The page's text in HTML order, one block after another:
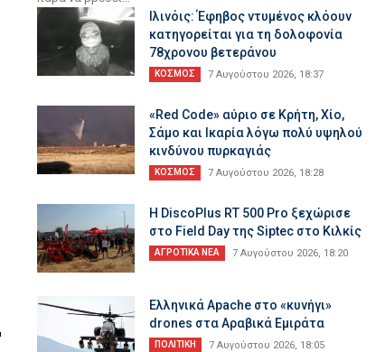
Ιλινόις: Έφηβος ντυμένος κλόουν
κατηγορείται για τη δολοφονία
78χρονου βετεράνου
ΚΟΣΜΟΣ 7 Αυγούστου 2026, 18:37
«Red Code» αύριο σε Κρήτη, Χίο,
Σάμο και Ικαρία λόγω πολύ υψηλού
κινδύνου πυρκαγιάς
ΚΟΣΜΟΣ 7 Αυγούστου 2026, 18:28
Η DiscoPlus RT 500 Pro ξεχώρισε
στο Field Day της Siptec στο Κιλκίς
ΑΓΡΟΤΙΚΑ ΝΕΑ 7 Αυγούστου 2026, 18:20
Ελληνικά Apache στο «κυνήγι»
drones στα Αραβικά Εμιράτα
ΠΟΛΙΤΙΚΗ 7 Αυγούστου 2026, 18:05